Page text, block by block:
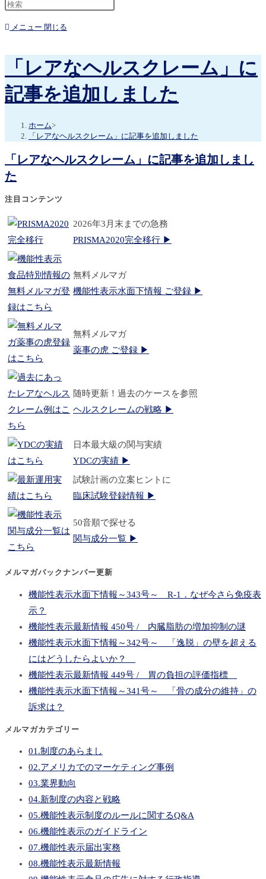
メニュー 閉じる
「レアなヘルスクレーム」に
記事を追加しました
ホーム>
「レアなヘルスクレーム」に記事を追加しました
「レアなヘルスクレーム」に記事を追加しまし
た
注目コンテンツ
2026年3月末までの急務
PRISMA2020完全移行 ▶
無料メルマガ
機能性表示水面下情報 ご登録 ▶
無料メルマガ
薬事の虎 ご登録 ▶
随時更新！過去のケースを参照
ヘルスクレームの戦略 ▶
日本最大級の関与実績
YDCの実績 ▶
試験計画の立案ヒントに
臨床試験登録情報 ▶
50音順で探せる
関与成分一覧 ▶
メルマガバックナンバー更新
機能性表示水面下情報～343号～ R-1．なぜ今さら免疫表
示？
機能性表示最新情報 450号 / 内臓脂肪の増加抑制の謎
機能性表示水面下情報～342号～ 「逸脱」の壁を超える
にはどうしたらよいか？
機能性表示最新情報 449号 / 胃の負担の評価指標
機能性表示水面下情報～341号～ 「骨の成分の維持」の
訴求は？
メルマガカテゴリー
01.制度のあらまし
02.アメリカでのマーケティング事例
03.業界動向
04.新制度の内容と戦略
05.機能性表示制度のルールに関するQ&A
06.機能性表示のガイドライン
07.機能性表示届出実務
08.機能性表示最新情報